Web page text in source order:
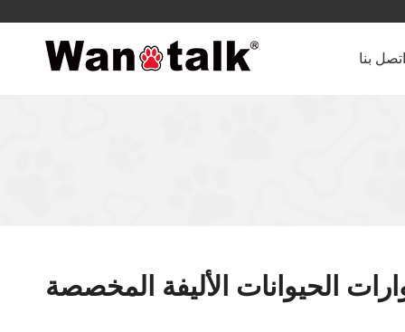
اتصل بنا
الحيوانات الأليفة المخصصة